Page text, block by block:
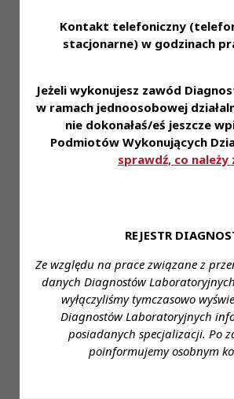
Kontakt telefoniczny
stacjonarne) w godzinach
Jeżeli wykonujesz zawód
w ramach jednoosobowej
nie dokonałaś/eś jeszcze
Podmiotów Wykonujących
sprawdź, co należy
REJESTR
Ze względu na prace związane z
danych Diagnostów
wyłączyliśmy tymczasowo
Diagnostów Laboratoryjnych
posiadanych specjalizacji. Po
poinformujemy osobnym
przez dyrektorów
właściwymi
https://www.nfz.gov.pl/
centrali/wykazy-placowek-
swiadczen-w-zwiazku-z-
rozprzestrzenianiu-
umowę o pracę lub na
Dodatek wynosi 100%
o pracę lub umowy
Jednocześnie maksymalna
wyższa niż 15 tys. zł.